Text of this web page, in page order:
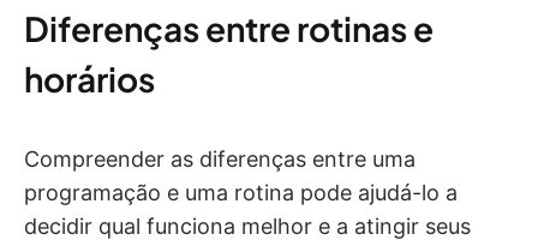
Diferenças entre rotinas e
horários
Compreender as diferenças entre uma
programação e uma rotina pode ajudá-lo a
decidir qual funciona melhor e a atingir seus